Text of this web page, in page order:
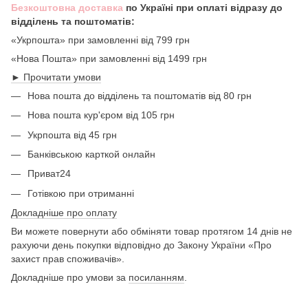
Безкоштовна доставка по Україні при оплаті відразу до
відділень та поштоматів:
«Укрпошта» при замовленні від 799 грн
«Нова Пошта» при замовленні від 1499 грн
► Прочитати умови
Нова пошта до відділень та поштоматів від 80 грн
Нова пошта кур'єром від 105 грн
Укрпошта від 45 грн
Банківською карткой онлайн
Приват24
Готівкою при отриманні
Докладніше про оплату
Ви можете повернути або обміняти товар протягом 14 днів не
рахуючи день покупки відповідно до Закону України «Про
захист прав споживачів».
Докладніше про умови за посиланням